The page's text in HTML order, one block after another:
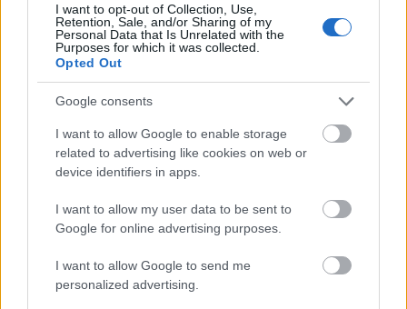
I want to opt-out of Collection, Use,
Retention, Sale, and/or Sharing of my
Personal Data that Is Unrelated with the
Purposes for which it was collected.
Opted Out
Google consents
I want to allow Google to enable storage
related to advertising like cookies on web or
device identifiers in apps.
I want to allow my user data to be sent to
Google for online advertising purposes.
I want to allow Google to send me
personalized advertising.
MAGYAR ÉPÍTŐK